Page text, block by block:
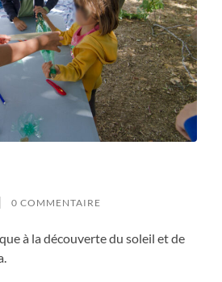
0 COMMENTAIRE
à la découverte du soleil et de